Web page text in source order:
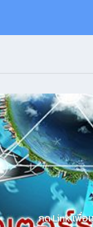
กด Link เพื่อ